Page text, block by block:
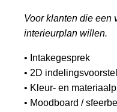
Voor klanten die een
interieurplan willen.
• Intakegesprek
• 2D indelingsvoorstel
• Kleur- en
• Moodboard /